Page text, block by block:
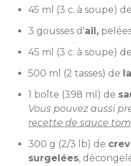
45 ml (3 c. à soupe) de
3 gousses d'ail,
45 ml (3 c. à soupe) de
500 ml (2 tasses) de
1 boîte (398 ml) de
Vous pouvez aussi
recette de sauce
300 g (2/3 lb) de
surgelées,